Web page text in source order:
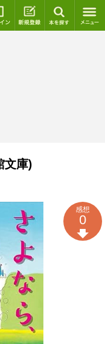
ログイン 新規登録
文庫)
感想
0